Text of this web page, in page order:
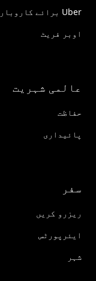
Uber برائے کاروبار
اوبر فریٹ
عالمی شہریت
حفاظت
پائیداری
سفر
ریزرو کریں
ایئرپورٹس
شہر